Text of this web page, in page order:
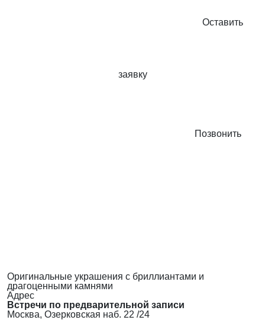
Оставить
заявку
Позвонить
Оригинальные украшения с бриллиантами и
драгоценными камнями
Адрес
Встречи по предварительной записи
Москва, Озерковская наб. 22 /24